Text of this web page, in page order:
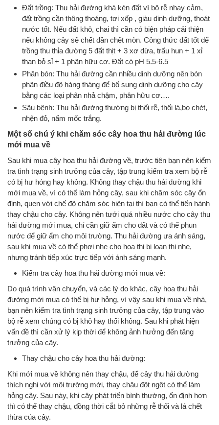
Đất trồng: Thu hải đường khá kén đất vì bộ rễ nhạy cảm,
đất trồng cần thông thoáng, tơi xốp , giàu dinh dưỡng, thoát
nước tốt. Nếu đất khô, chai thì cần có biện pháp cải thiện
nếu không cây sẽ chết dần chết mòn. Công thức đất tốt để
trồng thu thỉa đường 5 đất thịt + 3 xơ dừa, trấu hun + 1 xỉ
than bỏ sỉ + 1 phân hữu cơ. Đất có pH 5.5-6.5
Phân bón: Thu hải đường cần nhiều dinh dưỡng nên bón
phân điều độ hàng tháng để bổ sung dinh dưỡng cho cây
bằng các loại phân nhả chậm, phân hữu cơ….
Sâu bệnh: Thu hải đường thường bị thối rễ, thối lá,bọ chét,
nhện đỏ, nấm mốc trắng.
Một số chú ý khi chăm sóc cây hoa thu hải đường lúc
mới mua về
Sau khi mua cây hoa thu hải đường về, trước tiên bạn nên kiểm
tra tình trạng sinh trưởng của cây, tập trung kiểm tra xem bộ rễ
có bị hư hỏng hay không. Không thay chậu thu hải đường khi
mới mua về, vì có thể làm hỏng cây, sau khi chăm sóc cây ổn
định, quen với chế độ chăm sóc hiện tại thì bạn có thể tiến hành
thay chậu cho cây. Không nên tưới quá nhiều nước cho cây thu
hải đường mới mua, chỉ cần giữ ẩm cho đất và có thể phun
nước để giữ ẩm cho môi trường. Thu hải đường ưa ánh sáng,
sau khi mua về có thể phơi nhẹ cho hoa thị bị loạn thị nhẹ,
nhưng tránh tiếp xúc trực tiếp với ánh sáng mạnh.
Kiểm tra cây hoa thu hải đường mới mua về:
Do quá trình vận chuyển, và các lý do khác, cây hoa thu hải
đường mới mua có thể bị hư hỏng, vì vậy sau khi mua về nhà,
bạn nên kiểm tra tình trạng sinh trưởng của cây, tập trung vào
bộ rễ xem chúng có bị khô hay thối không. Sau khi phát hiện
vấn đề thì cần xử lý kịp thời để không ảnh hưởng đến tăng
trưởng của cây.
Thay chậu cho cây hoa thu hải đường:
Khi mới mua về không nên thay chậu, để cây thu hải đường
thích nghi với môi trường mới, thay chậu đột ngột có thể làm
hỏng cây. Sau này, khi cây phát triển bình thường, ổn định hơn
thì có thể thay chậu, đồng thời cắt bỏ những rễ thối và lá chết
thừa của cây.